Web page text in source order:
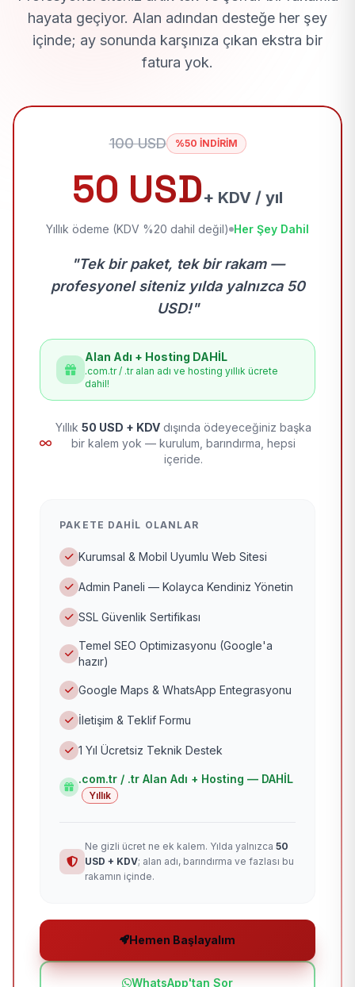
hayata geçiyor. Alan adından desteğe her şey
içinde; ay sonunda karşınıza çıkan ekstra bir
fatura yok.
100 USD %50 İNDİRİM
50 USD+ KDV / yıl
Yıllık ödeme (KDV %20 dahil değil) Her Şey Dahil
"Tek bir paket, tek bir rakam —
profesyonel siteniz yılda yalnızca 50
USD!"
Alan Adı + Hosting DAHİL
.com.tr / .tr alan adı ve hosting yıllık ücrete
dahil!
Yıllık 50 USD + KDV dışında ödeyeceğiniz başka
bir kalem yok — kurulum, barındırma, hepsi
içeride.
PAKETE DAHIL OLANLAR
Kurumsal & Mobil Uyumlu Web Sitesi
Admin Paneli — Kolayca Kendiniz Yönetin
SSL Güvenlik Sertifikası
Temel SEO Optimizasyonu (Google'a
hazır)
Google Maps & WhatsApp Entegrasyonu
İletişim & Teklif Formu
1 Yıl Ücretsiz Teknik Destek
.com.tr / .tr Alan Adı + Hosting — DAHİL
Yıllık
Ne gizli ücret ne ek kalem. Yılda yalnızca 50
USD + KDV; alan adı, barındırma ve fazlası bu
rakamın içinde.
Hemen Başlayalım
WhatsApp'tan Sor